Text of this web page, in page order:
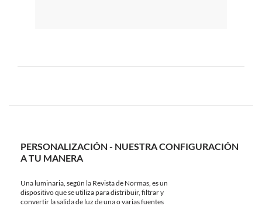
PERSONALIZACIÓN - NUESTRA CONFIGURACIÓN
A TU MANERA
Una luminaria, según la Revista de Normas, es un
dispositivo que se utiliza para distribuir, filtrar y
convertir la salida de luz de una o varias fuentes